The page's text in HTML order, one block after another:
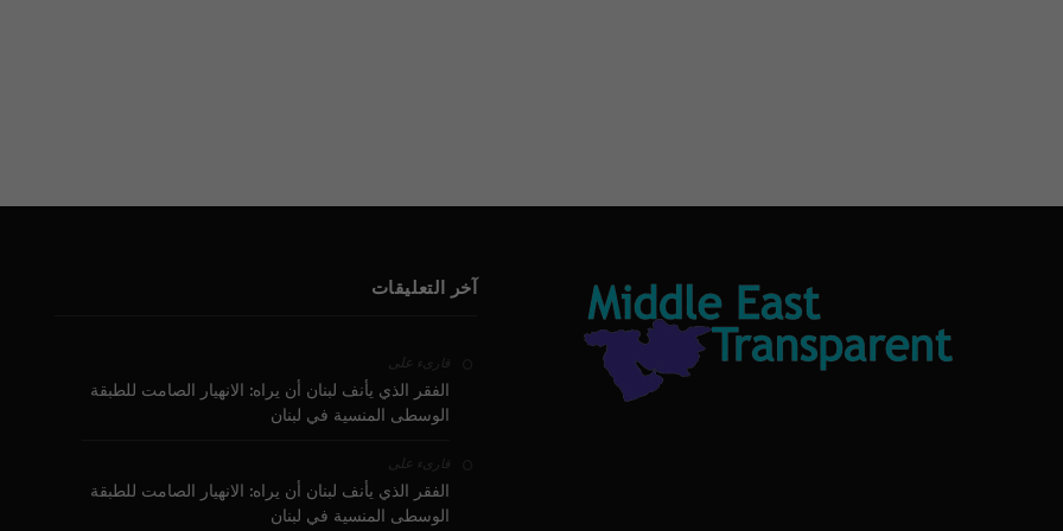
آخر التعليقات
قارىء على
الفقر الذي يأنف لبنان أن يراه: الانهيار الصامت للطبقة
الوسطى المنسية في لبنان
قارىء على
الفقر الذي يأنف لبنان أن يراه: الانهيار الصامت للطبقة
الوسطى المنسية في لبنان